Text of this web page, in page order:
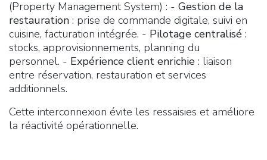
(Property Management System) : - Gestion de la
restauration : prise de commande digitale, suivi en
cuisine, facturation intégrée. - Pilotage centralisé :
stocks, approvisionnements, planning du
personnel. - Expérience client enrichie : liaison
entre réservation, restauration et services
additionnels.
Cette interconnexion évite les ressaisies et améliore
la réactivité opérationnelle.